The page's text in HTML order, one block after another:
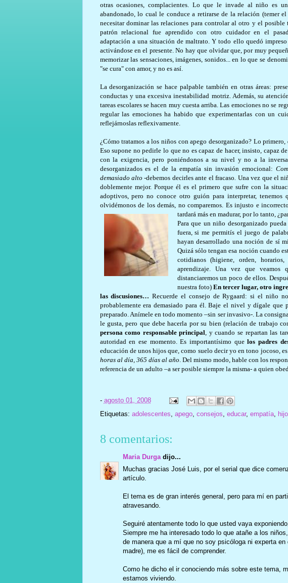
otras ocasiones, complacientes. Lo que le invade al niño es
abandonado, lo cual le conduce a retirarse de la relación (temer
necesitar dominar las relaciones para controlar al otro y el posible
patrón relacional fue aprendido con otro cuidador en el
adaptación a una situación de maltrato. Y todo ello quedó
activándose en el presente. No hay que olvidar que, por muy
memorizar las sensaciones, imágenes, sonidos... en lo que se
"se cura" con amor, y no es así.
La desorganización se hace palpable también en otras áreas:
conductas y una excesiva inestabilidad motriz. Además, su
tareas escolares se hacen muy cuesta arriba. Las emociones no se
regular las emociones ha habido que experimentarlas con un
reflejárnoslas reflexivamente.
¿Cómo tratamos a los niños con apego desorganizado? Lo
Eso supone no pedirle lo que no es capaz de hacer, insisto, capaz
con la exigencia, pero poniéndonos a su nivel y no a la
desorganizados es el de la empatía sin invasión emocional:
demasiado alto -debemos decirles ante el fracaso Una vez que el
doblemente mejor. Porque él es el primero que sufre con la
adoptivos, pero no conoce otro guión para interpretar, tenemos
olvidémonos de los demás, no comparemos. Es injusto e
tardará más en madurar, por lo tanto,
Para que un niño desorganizado
fuera, si me permitís el juego de
hayan desarrollado una noción de sí
Quizá sólo tengan esa noción cuando
cotidianos (higiene, orden,
aprendizaje. Una vez que veamos
distanciaremos un poco de ellos.
nuestra foto)En tercer lugar, otro
las discusiones… Recuerde el consejo de Rygaard: si el niño
probablemente era demasiado para él. Baje el nivel y dígale
preparado. Anímele en todo momento –sin ser invasivo-. La
le gusta, pero que debe hacerla por su bien (relación de trabajo
persona como responsable principal , y cuando se repartan las
autoridad en ese momento. Es importantísimo quelos padres
educación de unos hijos que, como suelo decir yo en tono jocoso,
horas al día, 365 días al año . Del mismo modo, hable con los
referencia de un adulto –a ser posible siempre la misma- a quien
- agosto 01, 2008
Etiquetas: adolescentes apego, consejos educar, empatía,
8 comentarios:
Maria Durgadijo...
Muchas gracias José Luis, por el serial que dice
artículo.
El tema es de gran interés general, pero para mí en
atravesando.
Seguiré atentamente todo lo que usted vaya
Siempre me ha interesado todo lo que atañe a los
de manera que a mí que no soy psicóloga ni experta
madre), me es fácil de comprender.
Como he dicho el ir conociendo más sobre este tema,
estamos viviendo.